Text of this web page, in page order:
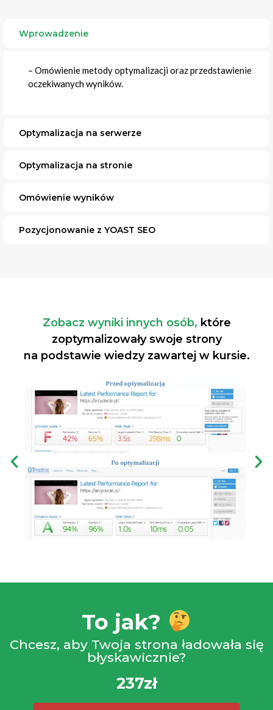
Wprowadzenie
– Omówienie metody optymalizacji oraz przedstawienie
oczekiwanych wyników.
Optymalizacja na serwerze
Optymalizacja na stronie
Omówienie wyników
Pozycjonowanie z YOAST SEO
Zobacz wyniki innych osób, które
zoptymalizowały swoje strony
na podstawie wiedzy zawartej w kursie.
To jak?
Chcesz, aby Twoja strona ładowała się
błyskawicznie?
237zł